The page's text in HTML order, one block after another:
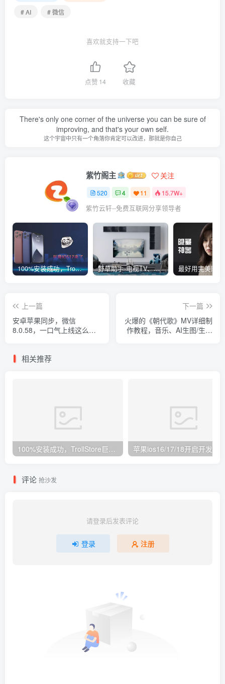
# AI
# 微信
喜欢就支持一下吧
点赞 14 收藏
There's only one corner of the universe you can be sure of
improving, and that's your own self.
这个宇宙中只有一个角落你肯定可以改进，那就是你自己
紫竹阁主 关注
520 4 11 15.7W+
紫竹云轩--免费互联网分享领导者
100%安装成功，TrollStore巨魔商店ios17来了，这些系统马上起飞了 野草助手-电视TV、安卓必装的一款软件，超级好用
上一篇
安卓苹果同步，微信
8.0.58，一口气上线这么多
下一篇
火爆的《朝代歌》MV详细制
作教程，音乐、AI生图/生视
相关推荐
100%安装成功，TrollStore巨魔商店ios17来了，这些系统马上起飞了
评论 抢沙发
请登录后发表评论
登录 注册